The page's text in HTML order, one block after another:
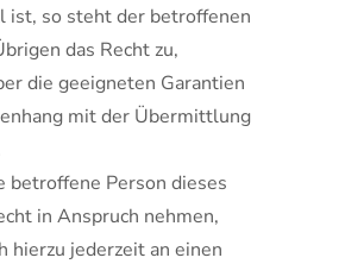
ist, so steht der betroffenen
das Recht zu,
die geeigneten Garantien
mit der Übermittlung
betroffene Person dieses
in Anspruch nehmen,
hierzu jederzeit an einen